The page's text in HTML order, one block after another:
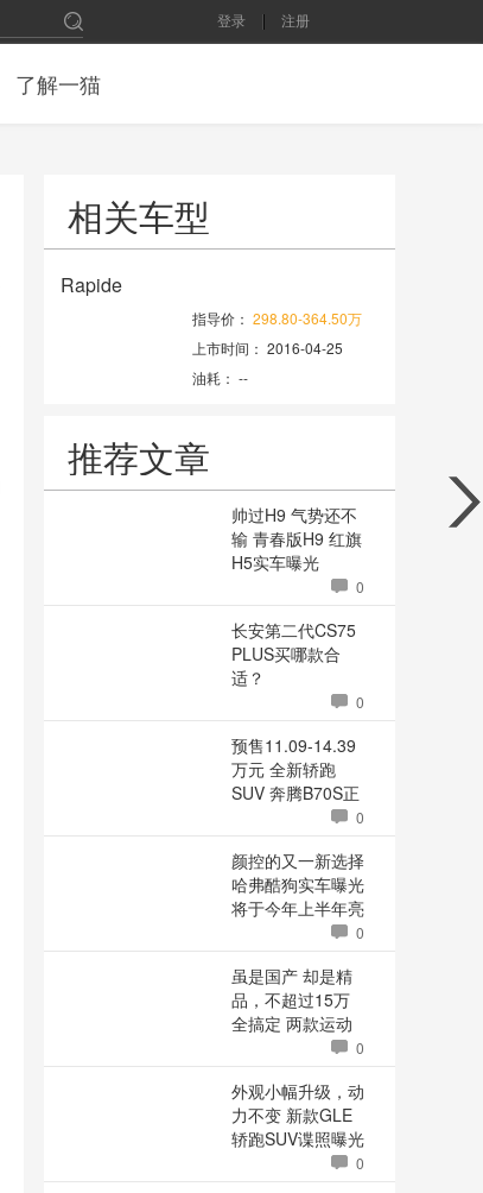
登录 注册
了解一猫
相关车型
Rapide
指导价： 298.80-364.50万
上市时间： 2016-04-25
油耗： --
推荐文章
帅过H9 气势还不
输 青春版H9 红旗
H5实车曝光
0
长安第二代CS75
PLUS买哪款合
适？
0
预售11.09-14.39
万元 全新轿跑
SUV 奔腾B70S正
0
颜控的又一新选择
哈弗酷狗实车曝光
将于今年上半年亮
0
虽是国产 却是精
品，不超过15万
全搞定 两款运动
0
外观小幅升级，动
力不变 新款GLE
轿跑SUV谍照曝光
0